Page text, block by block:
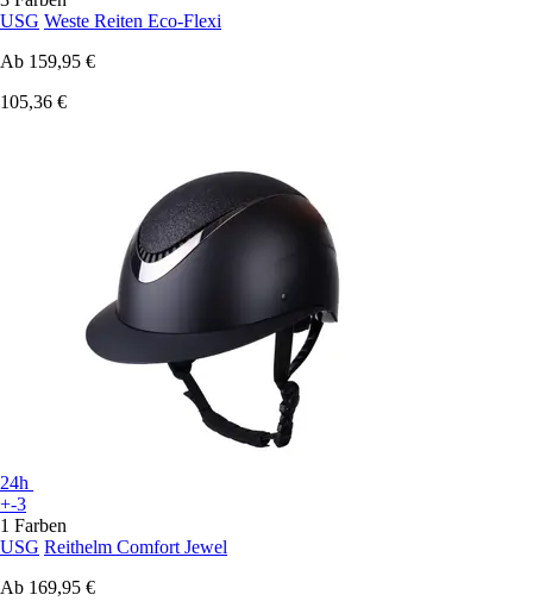
USG Weste Reiten Eco-Flexi
Ab 159,95 €
105,36 €
24h
+-3
1 Farben
USG Reithelm Comfort Jewel
Ab 169,95 €